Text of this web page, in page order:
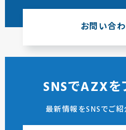
お問い合
SNSでAZXを
最新情報をSNSでご紹